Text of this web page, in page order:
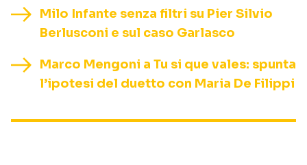
Milo Infante senza filtri su Pier Silvio
Berlusconi e sul caso Garlasco
Marco Mengoni a Tu si que vales: spunta
l’ipotesi del duetto con Maria De Filippi